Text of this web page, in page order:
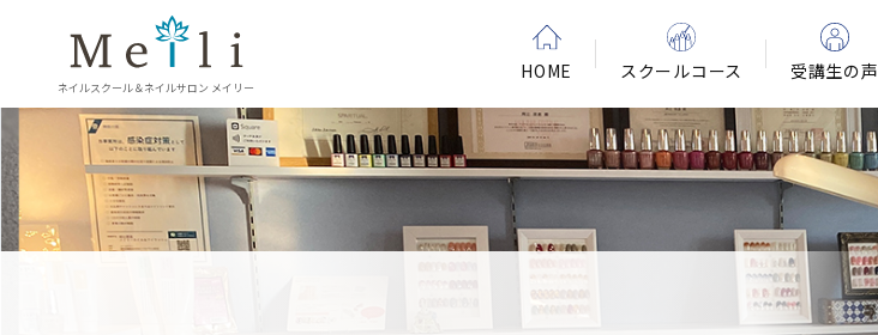
ネイルスクール＆ネイルサロン メイリー
HOME スクールコース 受講生の声